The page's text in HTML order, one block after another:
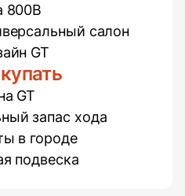
800В
салон
GT
GT
запас хода
в городе
подвеска